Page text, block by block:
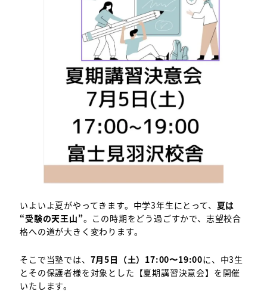
いよいよ夏がやってきます。中学3年生にとって、 夏は
“受験の天王山”。この時期をどう過ごすかで、志望校合
格への道が大きく変わります。
そこで当塾では、 7月5日（土）17:00〜19:00に、中3生
とその保護者様を対象とした【夏期講習決意会】を開催
いたします。